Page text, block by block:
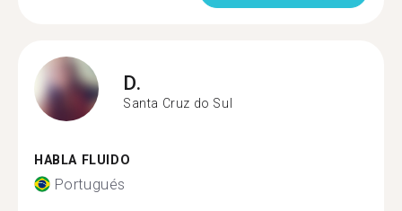
D.
Santa Cruz do Sul
HABLA FLUIDO
Portugués